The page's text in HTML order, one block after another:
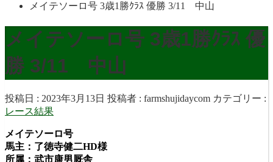
メイテソーロ号 3歳1勝ｸﾗｽ 優勝 3/11 中山
メイテソーロ号 3歳1勝ｸﾗｽ 優
勝 3/11 中山
投稿日 : 2023年3月13日 投稿者 : farmshujidaycom カテゴリー :
レース結果
メイテソーロ号
馬主：了徳寺健二HD様
所属：武市康男厩舎